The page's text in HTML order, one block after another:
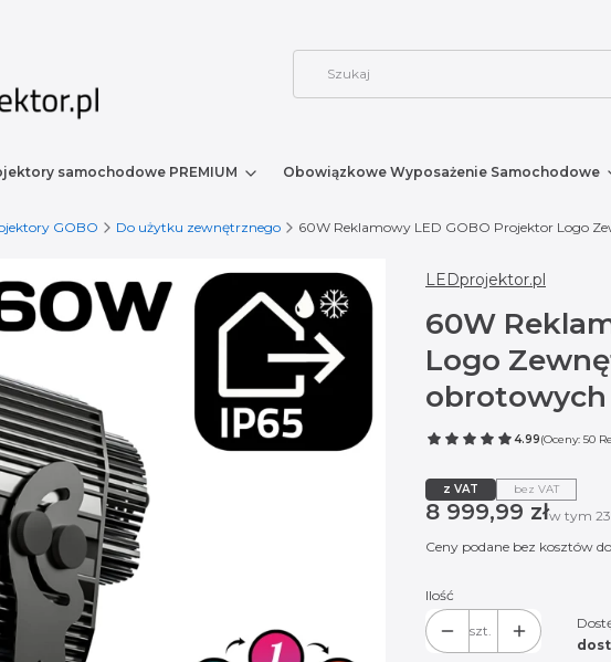
samochodowe PREMIUM Obowiązkowe Wyposażenie Samochodowe
GOBO Do użytku zewnętrznego 60W Reklamowy LED GOBO Projektor Logo
LEDprojektor.pl
60W
Logo
obrotowych
4.99(Oceny: 50
z VAT bez VAT
Cena
8 999,99 złw tym
w tym
Ceny podane bez kosztów
Ilość
szt.